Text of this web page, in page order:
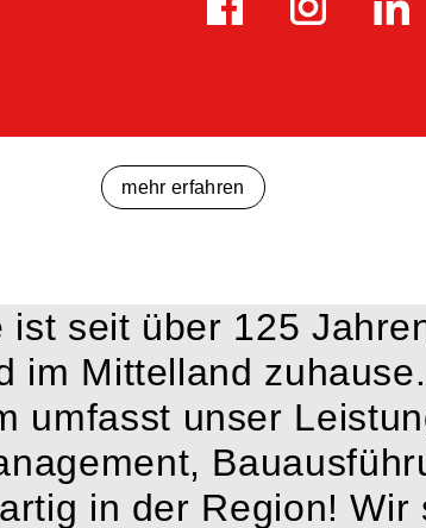
mehr erfahren
ist seit über 125
im Mittelland
umfasst unser
in der Region! Wir